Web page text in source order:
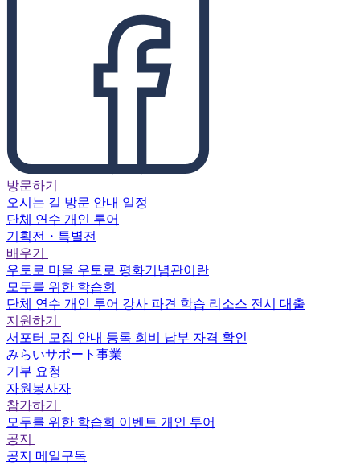
방문하기
오시는 길 방문 안내 일정
단체 연수 개인 투어
기획전・특별전
배우기
우토로 마을 우토로 평화기념관이란
모두를 위한 학습회
단체 연수 개인 투어 강사 파견 학습 리소스 전시 대출
지원하기
서포터 모집 안내 등록 회비 납부 자격 확인
みらいサポート事業
기부 요청
자원봉사자
참가하기
모두를 위한 학습회 이벤트 개인 투어
공지
공지 메일구독